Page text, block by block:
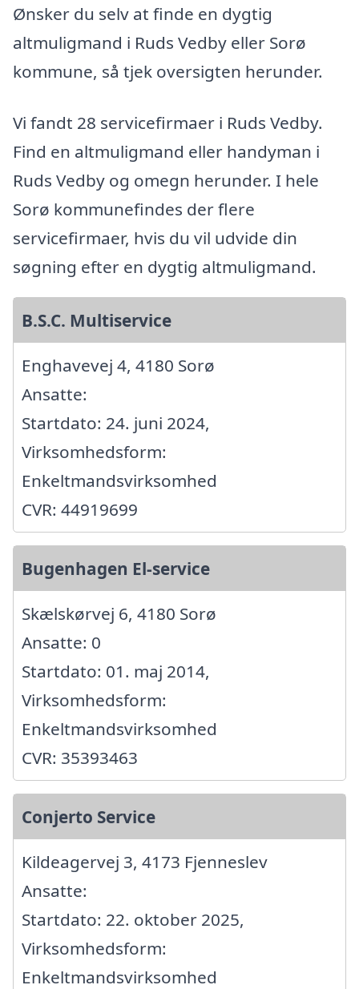
Ønsker du selv at finde en dygtig
altmuligmand i Ruds Vedby eller Sorø
kommune, så tjek oversigten herunder.
Vi fandt 28 servicefirmaer i Ruds Vedby.
Find en altmuligmand eller handyman i
Ruds Vedby og omegn herunder. I hele
Sorø kommunefindes der flere
servicefirmaer, hvis du vil udvide din
søgning efter en dygtig altmuligmand.
B.S.C. Multiservice
Enghavevej 4, 4180 Sorø
Ansatte:
Startdato: 24. juni 2024,
Virksomhedsform:
Enkeltmandsvirksomhed
CVR: 44919699
Bugenhagen El-service
Skælskørvej 6, 4180 Sorø
Ansatte: 0
Startdato: 01. maj 2014,
Virksomhedsform:
Enkeltmandsvirksomhed
CVR: 35393463
Conjerto Service
Kildeagervej 3, 4173 Fjenneslev
Ansatte:
Startdato: 22. oktober 2025,
Virksomhedsform:
Enkeltmandsvirksomhed